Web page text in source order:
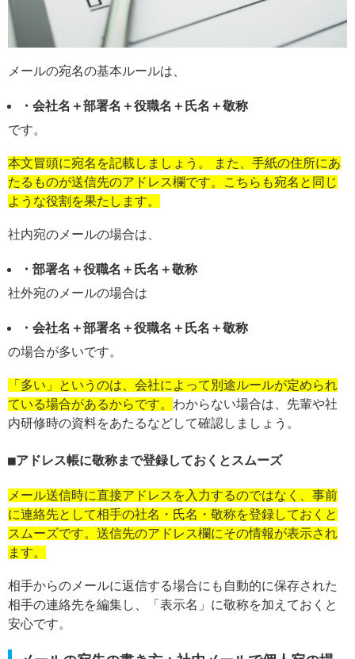
メールの宛名の基本ルールは、
・会社名＋部署名＋役職名＋氏名＋敬称
です。
本文冒頭に宛名を記載しましょう。 また、手紙の住所にあ
たるものが送信先のアドレス欄です。こちらも宛名と同じ
ような役割を果たします。
社内宛のメールの場合は、
・部署名＋役職名＋氏名＋敬称
社外宛のメールの場合は
・会社名＋部署名＋役職名＋氏名＋敬称
の場合が多いです。
「多い」というのは、会社によって別途ルールが定められ
ている場合があるからです。 わからない場合は、先輩や社
内研修時の資料をあたるなどして確認しましょう。
アドレス帳に敬称まで登録しておくとスムーズ
メール送信時に直接アドレスを入力するのではなく、事前
に連絡先として相手の社名・氏名・敬称を登録しておくと
スムーズです。送信先のアドレス欄にその情報が表示され
ます。
相手からのメールに返信する場合にも自動的に保存された
相手の連絡先を編集し、「表示名」に敬称を加えておくと
安心です。